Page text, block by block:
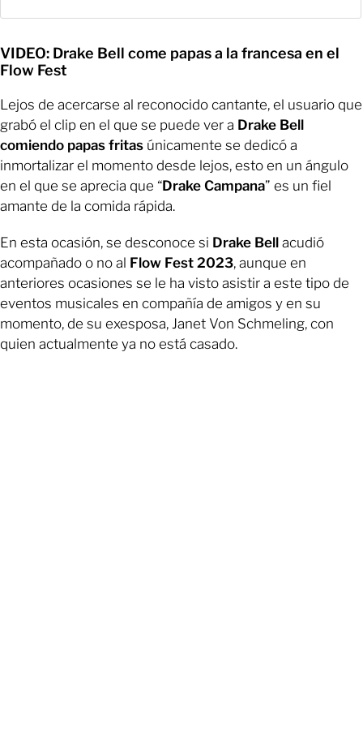
VIDEO: Drake Bell come papas a la francesa en el
Flow Fest
Lejos de acercarse al reconocido cantante, el usuario que
grabó el clip en el que se puede ver a Drake Bell
comiendo papas fritas únicamente se dedicó a
inmortalizar el momento desde lejos, esto en un ángulo
en el que se aprecia que “Drake Campana” es un fiel
amante de la comida rápida.
En esta ocasión, se desconoce si Drake Bell acudió
acompañado o no al Flow Fest 2023, aunque en
anteriores ocasiones se le ha visto asistir a este tipo de
eventos musicales en compañía de amigos y en su
momento, de su exesposa, Janet Von Schmeling, con
quien actualmente ya no está casado.